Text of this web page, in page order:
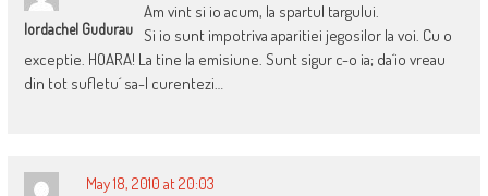
Iordachel Gudurau
Am vint si io acum, la spartul targului.
Si io sunt impotriva aparitiei jegosilor la voi. Cu o
exceptie. HOARA! La tine la emisiune. Sunt sigur c-o ia; da´io vreau
din tot sufletu´ sa-l curentezi…
May 18, 2010 at 20:03